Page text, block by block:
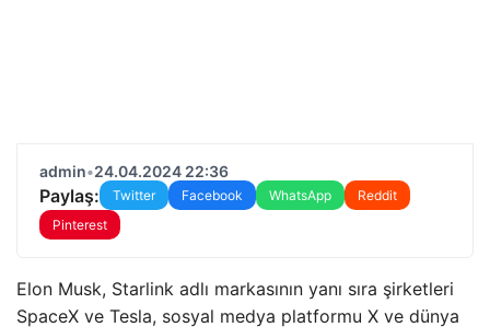
admin•24.04.2024 22:36
Paylaş: Twitter Facebook WhatsApp
Reddit
Pinterest
Elon Musk, Starlink adlı markasının yanı sıra şirketleri
SpaceX ve Tesla, sosyal medya platformu X ve dünya